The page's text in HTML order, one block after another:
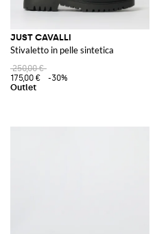
JUST CAVALLI
Stivaletto in pelle sintetica
250,00 €
175,00 €
-30%